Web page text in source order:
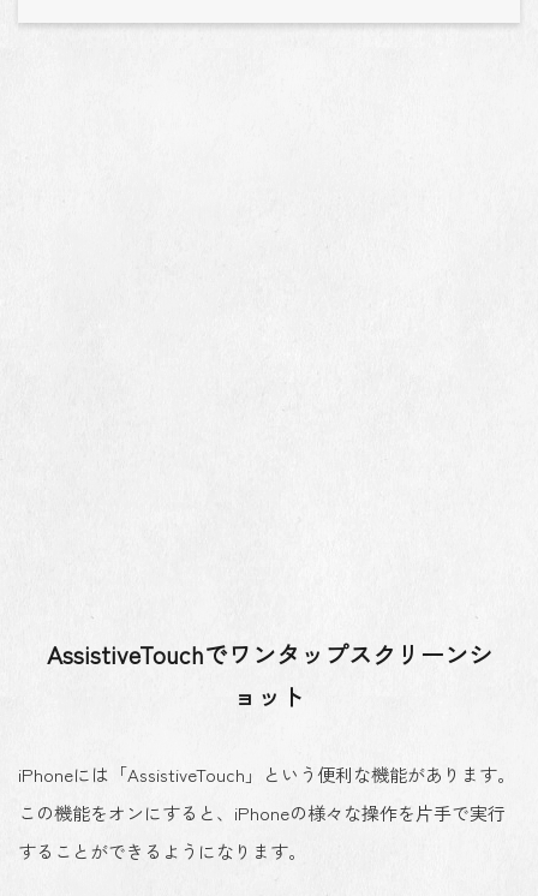
AssistiveTouchでワンタップスクリーンシ
ョット
iPhoneには 「AssistiveTouch」という便利な機能があります。
この機能をオンにすると、iPhoneの様々な操作を片手で実行
することができるようになります。